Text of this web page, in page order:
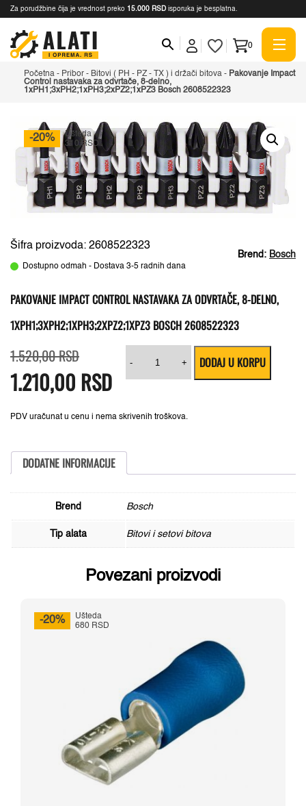
Za porudžbine čija je vrednost preko 15.000 RSD isporuka je besplatna.
0
Početna - Pribor - Bitovi ( PH - PZ - TX ) i držači bitova - Pakovanje Impact
Control nastavaka za odvrtače, 8-delno,
1xPH1;3xPH2;1xPH3;2xPZ2;1xPZ3 Bosch 2608522323
-20%
Ušteda
310 RSD
Brend: Bosch
Šifra proizvoda: 2608522323
Dostupno odmah - Dostava 3-5 radnih dana
PAKOVANJE IMPACT CONTROL NASTAVAKA ZA ODVRTAČE, 8-DELNO,
1XPH1;3XPH2;1XPH3;2XPZ2;1XPZ3 BOSCH 2608522323
1.520,00RSDcena
je
bila:
1.520,00 RSD.
1.210,00 RSD
cena
je:
1.210,00 RSD.
PDV uračunat u cenu i nema skrivenih troškova.
-
Impact
nastavaka
8-
+ DODAJ U KORPU
DODATNE INFORMACIJE
Brend Bosch
Tip alata Bitovi i setovi bitova
Povezani proizvodi
-20%
Ušteda
680 RSD